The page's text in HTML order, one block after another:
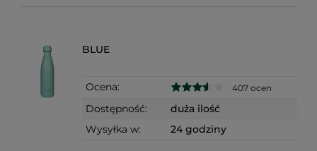
BLUE
Ocena: 407 ocen
Dostępność:
duża ilość
Wysyłka w:
24 godziny